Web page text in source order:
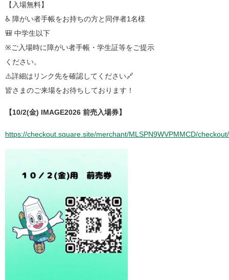
【入場無料】
♿ 障がい者手帳をお持ちの方と同伴者1名様
🎒 中学生以下
※ご入場時に障がい者手帳・学生証等をご提示
ください。
⚠️詳細はリンク先を確認してください🔗
皆さまのご来場をお待ちしております！
【10/2(金) IMAGE2026 前売入場券】
https://checkout.square.site/merchant/MLSPN9WVPMMCD/